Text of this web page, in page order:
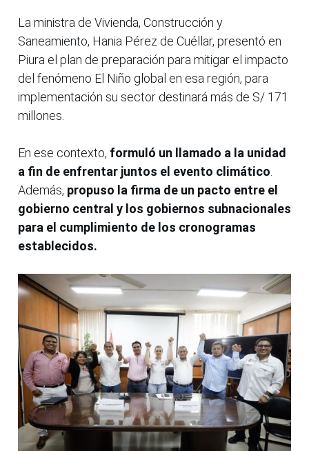
La ministra de Vivienda, Construcción y
Saneamiento, Hania Pérez de Cuéllar, presentó en
Piura el plan de preparación para mitigar el impacto
del fenómeno El Niño global en esa región, para
implementación su sector destinará más de S/ 171
millones.
En ese contexto, formuló un llamado a la unidad
a fin de enfrentar juntos el evento climático
Además, propuso la firma de un pacto entre el
gobierno central y los gobiernos subnacionales
para el cumplimiento de los cronogramas
establecidos.